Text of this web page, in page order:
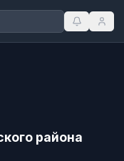
района